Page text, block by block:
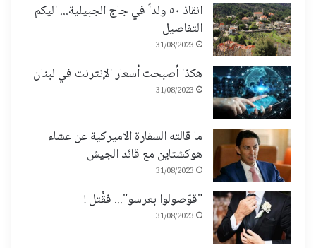
انقاذ ٥٠ ولداً في جاج الجبيلية... اليكم
التفاصيل
31/08/2023
هكذا أصبحت أسعار الإنترنت في لبنان
31/08/2023
ما قالته السفارة الاميركية عن عشاء
هوكشتاين مع قائد الجيش
31/08/2023
"قوّصولوا بعرسو"... فقُتل !
31/08/2023